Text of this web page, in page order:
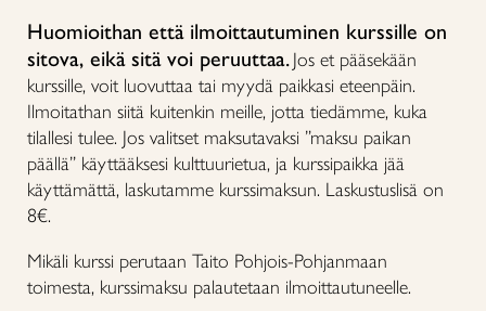
Huomioithan että ilmoittautuminen kurssille on
sitova, eikä sitä voi peruuttaa.Jos et pääsekään
kurssille, voit luovuttaa tai myydä paikkasi eteenpäin.
Ilmoitathan siitä kuitenkin meille, jotta tiedämme, kuka
tilallesi tulee. Jos valitset maksutavaksi ”maksu paikan
päällä” käyttääksesi kulttuurietua, ja kurssipaikka jää
käyttämättä, laskutamme kurssimaksun. Laskustuslisä on
8€.
Mikäli kurssi perutaan Taito Pohjois-Pohjanmaan
toimesta, kurssimaksu palautetaan ilmoittautuneelle.